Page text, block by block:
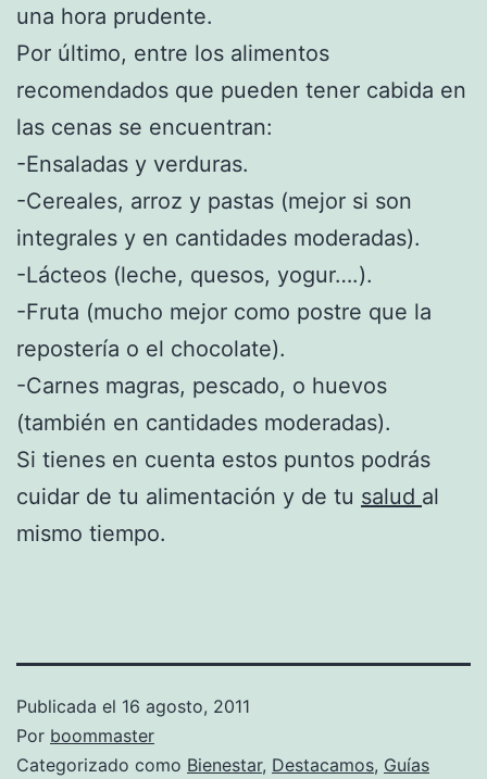
una hora prudente.
Por último, entre los alimentos
recomendados que pueden tener cabida en
las cenas se encuentran:
-Ensaladas y verduras.
-Cereales, arroz y pastas (mejor si son
integrales y en cantidades moderadas).
-Lácteos (leche, quesos, yogur….).
-Fruta (mucho mejor como postre que la
repostería o el chocolate).
-Carnes magras, pescado, o huevos
(también en cantidades moderadas).
Si tienes en cuenta estos puntos podrás
cuidar de tu alimentación y de tu salud al
mismo tiempo.
Publicada el 16 agosto, 2011
Por boommaster
Categorizado como Bienestar, Destacamos, Guías